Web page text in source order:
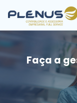
Faça a